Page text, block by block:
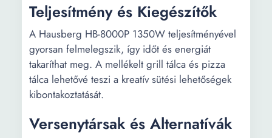
Teljesítmény és Kiegészítők
A Hausberg HB-8000P 1350W teljesítményével
gyorsan felmelegszik, így időt és energiát
takaríthat meg. A mellékelt grill tálca és pizza
tálca lehetővé teszi a kreatív sütési lehetőségek
kibontakoztatását.
Versenytársak és Alternatívák